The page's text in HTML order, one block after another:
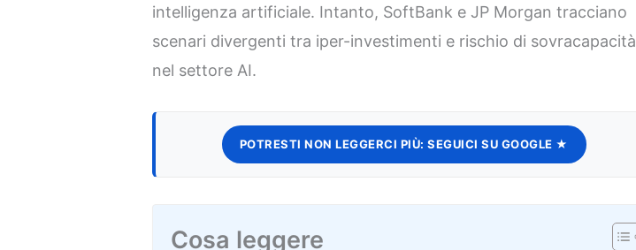
intelligenza artificiale. Intanto, SoftBank e JP Morgan tracciano
scenari divergenti tra iper-investimenti e rischio di sovracapacità
nel settore AI.
POTRESTI NON LEGGERCI PIÙ: SEGUICI SU GOOGLE ★
Cosa leggere